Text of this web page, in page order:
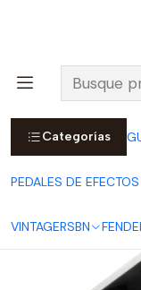
Categorías
PEDALES DE EFECTOS
VINTAGERSBN
Por compras
Padre Hurtado,
Inicio
Pedal de Volumen